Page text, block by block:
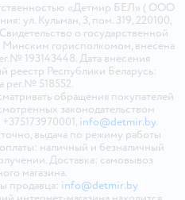
«Детмир БЕЛ» ( ООО
ул. Кульман, 3, пом. 319, 220100,
о государственной
горисполкомом, внесена
193143448. Дата внесения
реестр Республики Беларусь:
рег.№ 518552.
обращения покупателей
законодательством
info@detmir.by.
выдача по режиму работы
наличный и безналичный
Доставка: самовывоз
магазина.
продавца: info@detmir.by